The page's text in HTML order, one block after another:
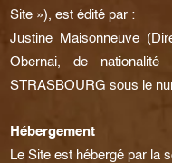
Site »), est édité par :
Justine Maisonneuve
Obernai, de
STRASBOURG sous le
Hébergement
Le Site est hébergé par la